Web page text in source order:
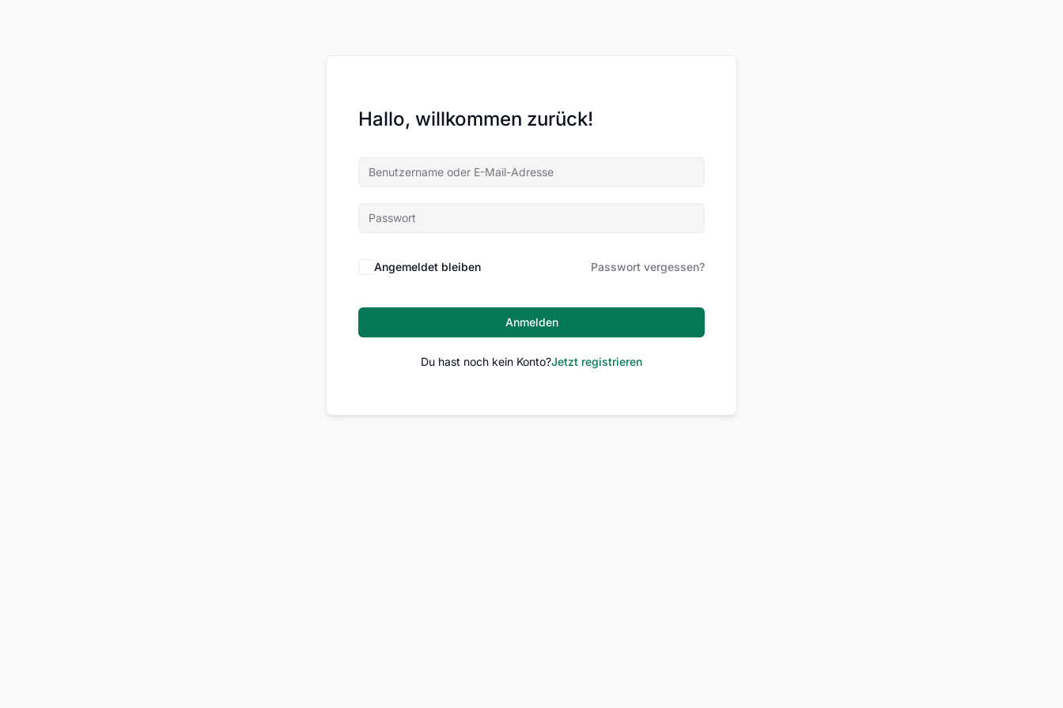
Hallo, willkommen zurück!
Angemeldet bleiben Passwort vergessen?
Anmelden
Du hast noch kein Konto?Jetzt registrieren